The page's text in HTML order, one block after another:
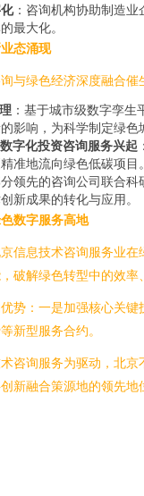
：咨询机构协助制造业
最大化。
态涌现
与绿色经济深度融合催
：基于城市级数字孪
影响，为科学制定绿色
字化投资咨询服务兴起
准地流向绿色低碳项目。
分领先的咨询公司联合
新成果的转化与应用。
数字服务高地
信息技术咨询服务业
破解绿色转型中的效率
势：一是加强核心关
新型服务合约。
咨询服务为驱动，北
新融合策源地的领先地